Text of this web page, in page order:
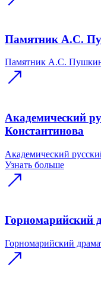
Памятник А.С.
Памятник А.С.
Академический
Константинова
Академический
Узнать больше
Горномарийский
Горномарийский